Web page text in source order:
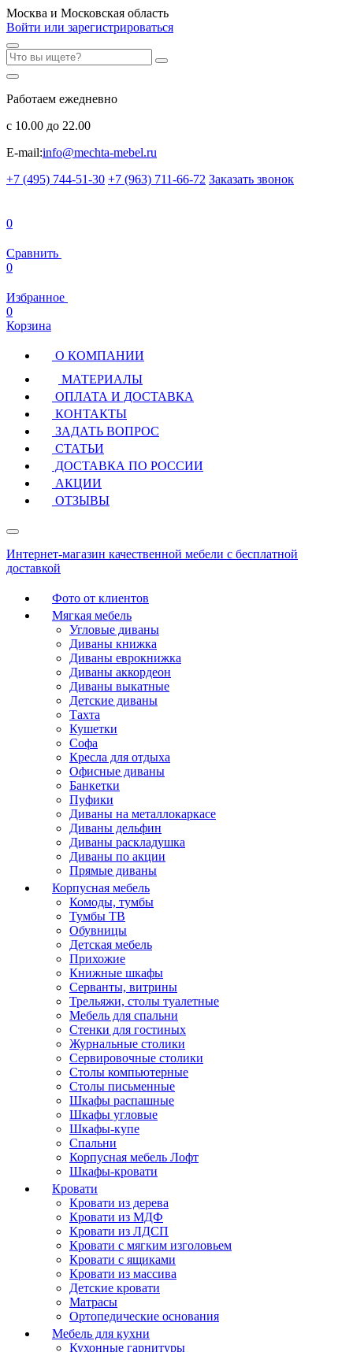
Москва и Московская область
Войти или зарегистрироваться
Работаем ежедневно
с 10.00 до 22.00
E-mail:info@mechta-mebel.ru
+7 (495) 744-51-30 +7 (963) 711-66-72 Заказать звонок
0
Сравнить
0
Избранное
0
Корзина
О КОМПАНИИ
МАТЕРИАЛЫ
ОПЛАТА И ДОСТАВКА
КОНТАКТЫ
ЗАДАТЬ ВОПРОС
СТАТЬИ
ДОСТАВКА ПО РОССИИ
АКЦИИ
ОТЗЫВЫ
Интернет-магазин качественной мебели с бесплатной
доставкой
Фото от клиентов
Мягкая мебель
Угловые диваны
Диваны книжка
Диваны еврокнижка
Диваны аккордеон
Диваны выкатные
Детские диваны
Тахта
Кушетки
Софа
Кресла для отдыха
Офисные диваны
Банкетки
Пуфики
Диваны на металлокаркасе
Диваны дельфин
Диваны раскладушка
Диваны по акции
Прямые диваны
Корпусная мебель
Комоды, тумбы
Тумбы ТВ
Обувницы
Детская мебель
Прихожие
Книжные шкафы
Серванты, витрины
Трельяжи, столы туалетные
Мебель для спальни
Стенки для гостиных
Журнальные столики
Сервировочные столики
Столы компьютерные
Столы письменные
Шкафы распашные
Шкафы угловые
Шкафы-купе
Спальни
Корпусная мебель Лофт
Шкафы-кровати
Кровати
Кровати из дерева
Кровати из МДФ
Кровати из ЛДСП
Кровати с мягким изголовьем
Кровати с ящиками
Кровати из массива
Детские кровати
Матрасы
Ортопедические основания
Мебель для кухни
Кухонные гарнитуры